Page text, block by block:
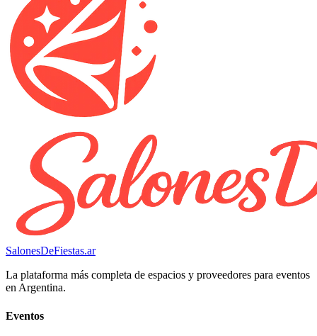
SalonesDeFiestas.ar
La plataforma más completa de espacios y proveedores para eventos
en Argentina.
Eventos